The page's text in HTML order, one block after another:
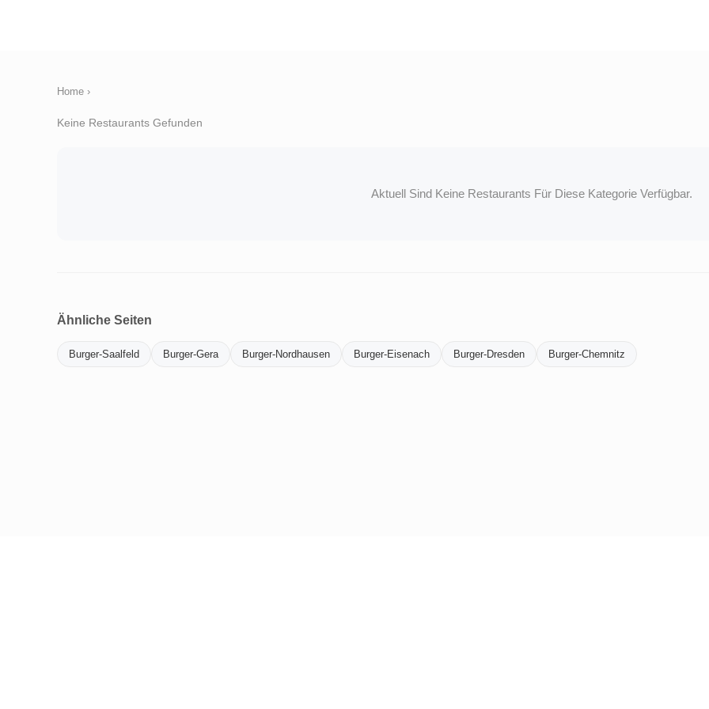
Home ›
Keine Restaurants Gefunden
Aktuell Sind Keine Restaurants Für Diese Kategorie Verfügbar.
Ähnliche Seiten
Burger-Saalfeld Burger-Gera Burger-Nordhausen Burger-Eisenach Burger-Dresden Burger-Chemnitz